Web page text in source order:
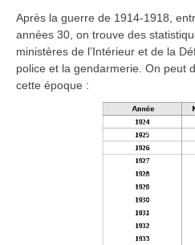
Après la guerre de 1914-1918,
années 30, on trouve des
ministères de l’Intérieur et de la
police et la gendarmerie. On peut
cette époque :